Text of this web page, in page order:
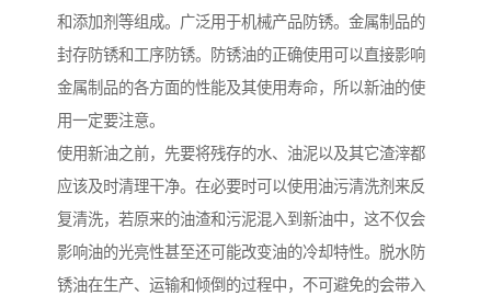
和添加剂等组成。广泛用于机械产品防锈。金属制品的
封存防锈和工序防锈。防锈油的正确使用可以直接影响
金属制品的各方面的性能及其使用寿命，所以新油的使
用一定要注意。
使用新油之前，先要将残存的水、油泥以及其它渣滓都
应该及时清理干净。在必要时可以使用油污清洗剂来反
复清洗，若原来的油渣和污泥混入到新油中，这不仅会
影响油的光亮性甚至还可能改变油的冷却特性。脱水防
锈油在生产、运输和倾倒的过程中，不可避免的会带入